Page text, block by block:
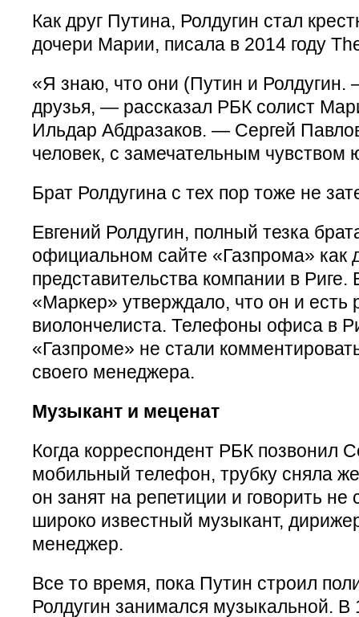
Как друг Путина, Ролдугин стал
дочери Марии, писала в 2014 году
«Я знаю, что они (Путин и Ролдугин.
друзья, — рассказал РБК солист
Ильдар Абдразаков. — Сергей
человек, с замечательным чувством
Брат Ролдугина с тех пор тоже не
Евгений Ролдугин, полный тезка
официальном сайте «Газпрома» как
представительства компании в Риге.
«Маркер» утверждало, что он и есть
виолончелиста. Телефоны офиса в
«Газпроме» не стали
своего менеджера.
Музыкант и меценат
Когда корреспондент РБК позвонил
мобильный телефон, трубку сняла
он занят на репетиции и говорить
широко известный музыкант,
менеджер.
Все то время, пока Путин строил
Ролдугин занимался музыкальной. В